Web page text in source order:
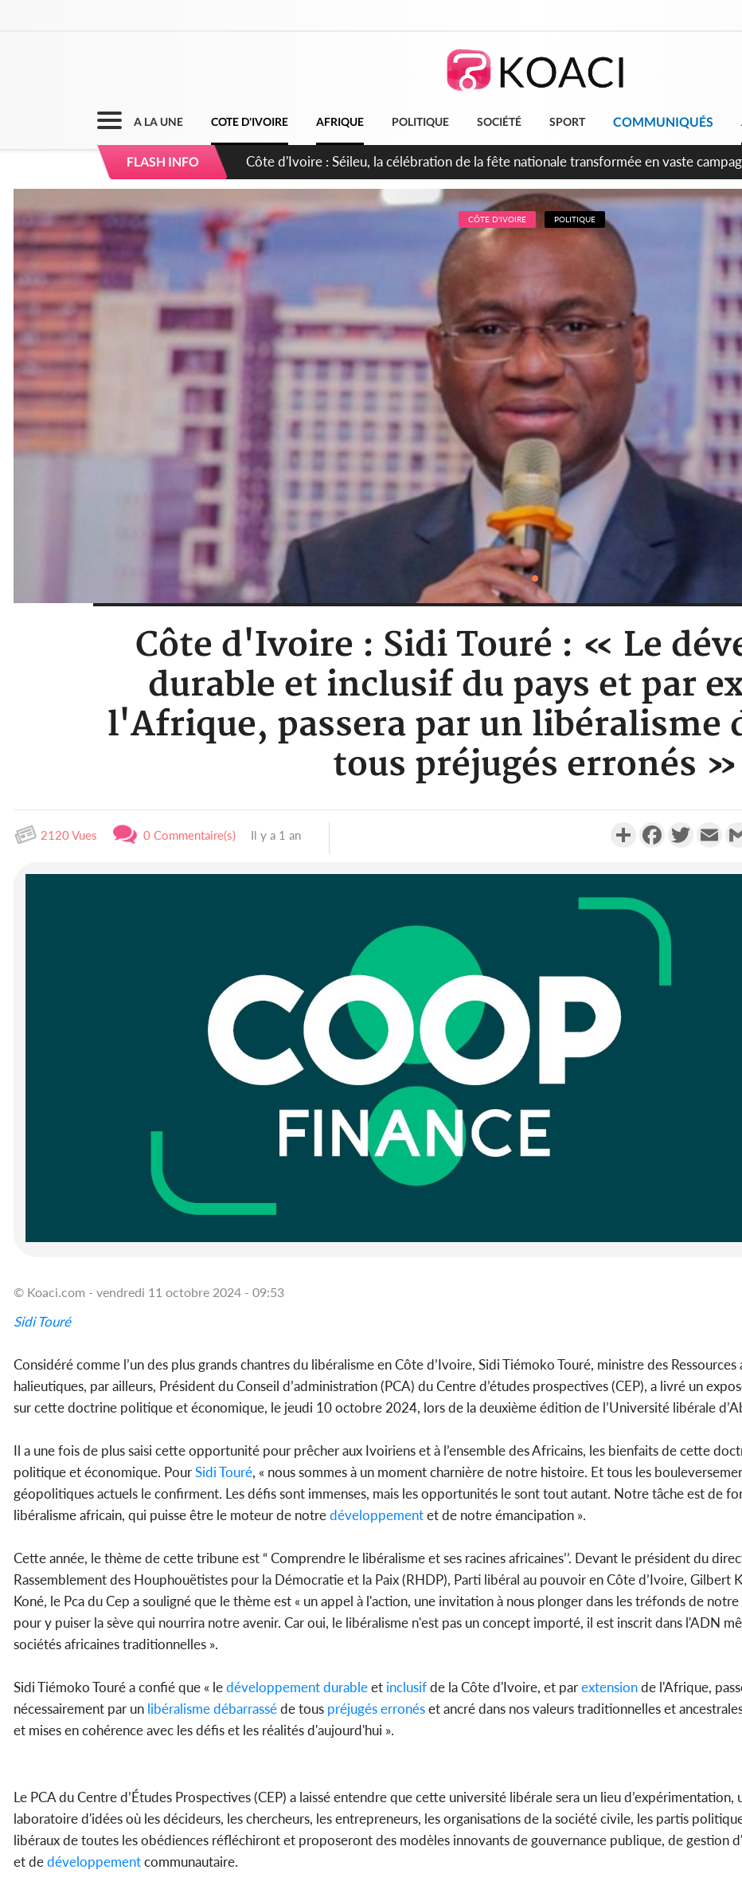
A LA UNE COTE D'IVOIRE AFRIQUE POLITIQUE SOCIÉTÉ SPORT COMMUNIQUÉS
FLASH INFO
Côte d'Ivoire : Séileu, la célébration de la fête nationale transformée en vaste
dépigmentants dangereux
CÔTE D'IVOIRE POLITIQUE
Côte d'Ivoire : Sidi Touré : « Le
durable et inclusif du pays et par
l'Afrique, passera par un libéralisme
tous préjugés erronés »
2120 Vues 0 Commentaire(s) Il y a 1 an PartagerFacebookTwitter
© Koaci.com - vendredi 11 octobre 2024 - 09:53
Sidi Touré
Considéré comme l’un des plus grands chantres du libéralisme en Côte d’Ivoire, Sidi Tiémoko Touré, ministre des Ressources
halieutiques, par ailleurs, Président du Conseil d’administration (PCA) du Centre d’études prospectives (CEP), a livré un
sur cette doctrine politique et économique, le jeudi 10 octobre 2024, lors de la deuxième édition de l’Université libérale
Il a une fois de plus saisi cette opportunité pour prêcher aux Ivoiriens et à l’ensemble des Africains, les bienfaits de cette
politique et économique. PourSidi Touré, « nous sommes à un moment charnière de notre histoire. Et tous les
géopolitiques actuels le confirment. Les défis sont immenses, mais les opportunités le sont tout autant. Notre tâche est de
libéralisme africain, qui puisse être le moteur de notredéveloppementet de notre émancipation ».
Cette année, le thème de cette tribune est “ Comprendre le libéralisme et ses racines africaines’’. Devant le président du
Rassemblement des Houphouëtistes pour la Démocratie et la Paix (RHDP), Parti libéral au pouvoir en Côte d’Ivoire, Gilbert
Koné, le Pca du Cep a souligné que le thème est « un appel à l'action, une invitation à nous plonger dans les tréfonds de
pour y puiser la sève qui nourrira notre avenir. Car oui, le libéralisme n'est pas un concept importé, il est inscrit dans l'ADN
sociétés africaines traditionnelles ».
Sidi Tiémoko Touré a confié que « ledéveloppementdurableet inclusifde la Côte d'Ivoire, et parextensionde l'Afrique,
nécessairement par un libéralisme débarrasséde tous préjugéserronéset ancré dans nos valeurs traditionnelles et
et mises en cohérence avec les défis et les réalités d'aujourd'hui ».
Le PCA du Centre d’Études Prospectives (CEP) a laissé entendre que cette université libérale sera un lieu d’expérimentation,
laboratoire d'idées où les décideurs, les chercheurs, les entrepreneurs, les organisations de la société civile, les partis
libéraux de toutes les obédiences réfléchiront et proposeront des modèles innovants de gouvernance publique, de gestion
et dedéveloppementcommunautaire.
Côte d'Ivoire : Man, deux
personnes périssent dans un
SOCIÉTÉ
Côte d'Ivoire : Daloa, il tue
son collègue et cache 38
millions dans une fo...
POLITIQUE
Côte d'Ivoire
guerre des